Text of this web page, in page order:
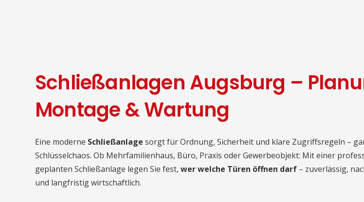
Schließanlagen Augsburg –
Montage & Wartung
Eine moderne Schließanlage sorgt für Ordnung, Sicherheit und klare Zugriffsregeln –
Schlüsselchaos. Ob Mehrfamilienhaus, Büro, Praxis oder Gewerbeobjekt: Mit einer
geplanten Schließanlage legen Sie fest, wer welche Türen öffnen darf – zuverlässig,
und langfristig wirtschaftlich.